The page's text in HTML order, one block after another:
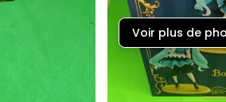
Voir plus de